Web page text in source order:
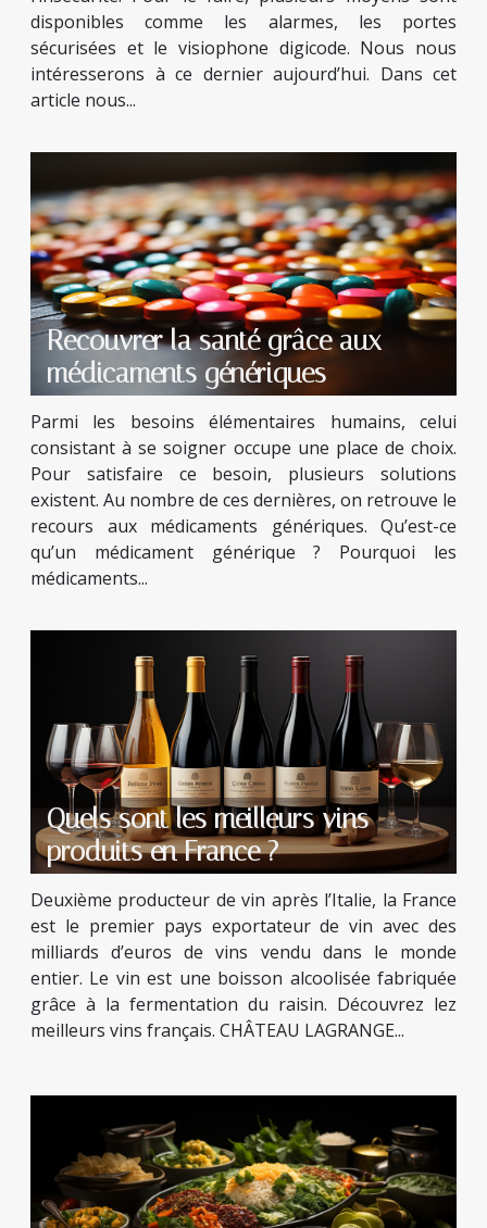
disponibles comme les alarmes, les portes
sécurisées et le visiophone digicode. Nous nous
intéresserons à ce dernier aujourd’hui. Dans cet
article nous...
Recouvrer la santé grâce aux
médicaments génériques
Parmi les besoins élémentaires humains, celui
consistant à se soigner occupe une place de choix.
Pour satisfaire ce besoin, plusieurs solutions
existent. Au nombre de ces dernières, on retrouve le
recours aux médicaments génériques. Qu’est-ce
qu’un médicament générique ? Pourquoi les
médicaments...
Quels sont les meilleurs vins
produits en France ?
Deuxième producteur de vin après l’Italie, la France
est le premier pays exportateur de vin avec des
milliards d’euros de vins vendu dans le monde
entier. Le vin est une boisson alcoolisée fabriquée
grâce à la fermentation du raisin. Découvrez lez
meilleurs vins français. CHÂTEAU LAGRANGE...